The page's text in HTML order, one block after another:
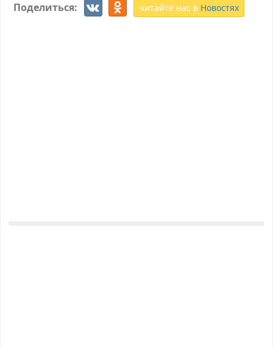
Поделиться: читайте нас в Новостях